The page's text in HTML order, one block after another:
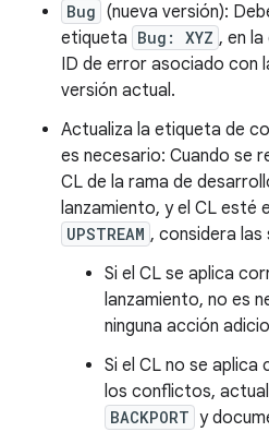
Bug (nueva versión):
etiqueta Bug: XYZ , en
ID de error asociado con
versión actual.
Actualiza la etiqueta de
es necesario: Cuando se
CL de la rama de
lanzamiento, y el CL esté
UPSTREAM , considera las
Si el CL se aplica
lanzamiento, no es
ninguna acción
Si el CL no se
los conflictos,
BACKPORT y